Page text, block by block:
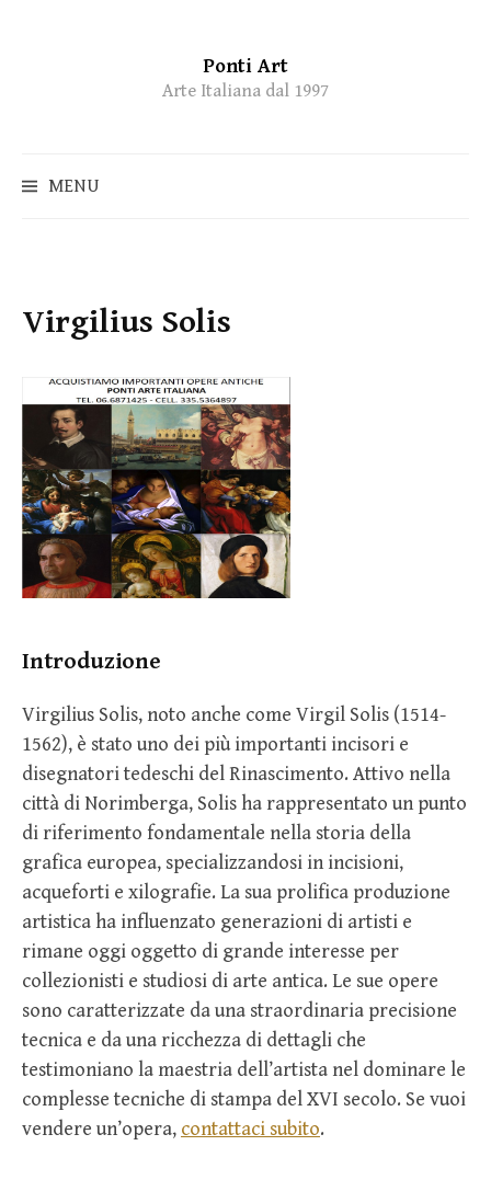
Ponti Art
Arte Italiana dal 1997
MENU
Virgilius Solis
Introduzione
Virgilius Solis, noto anche come Virgil Solis (1514-
1562), è stato uno dei più importanti incisori e
disegnatori tedeschi del Rinascimento. Attivo nella
città di Norimberga, Solis ha rappresentato un punto
di riferimento fondamentale nella storia della
grafica europea, specializzandosi in incisioni,
acqueforti e xilografie. La sua prolifica produzione
artistica ha influenzato generazioni di artisti e
rimane oggi oggetto di grande interesse per
collezionisti e studiosi di arte antica. Le sue opere
sono caratterizzate da una straordinaria precisione
tecnica e da una ricchezza di dettagli che
testimoniano la maestria dell’artista nel dominare le
complesse tecniche di stampa del XVI secolo. Se vuoi
vendere un’opera, contattaci subito.